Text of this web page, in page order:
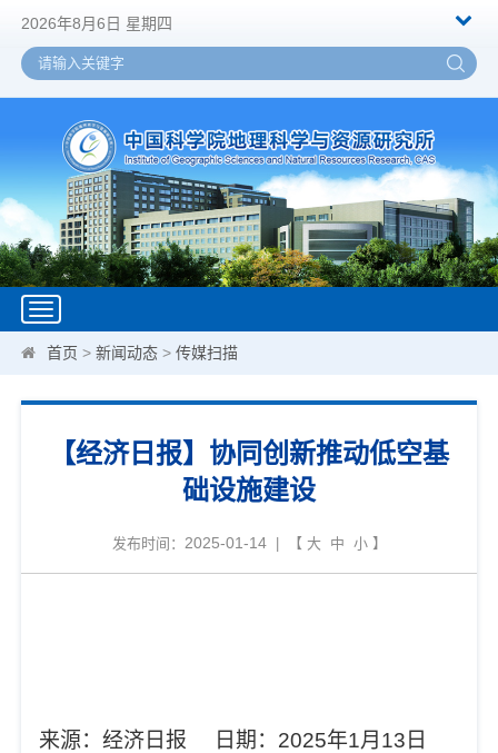
2026年8月6日 星期四
Toggle
navigation
首页 >新闻动态 >传媒扫描
【经济日报】协同创新推动低空基
础设施建设
发布时间： 2025-01-14| 【 大 中 小】
来源：经济日报 日期：2025年1月13日